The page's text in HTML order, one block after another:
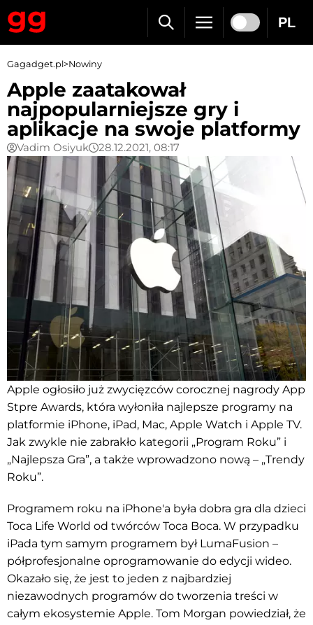
PL
Gagadget.pl>Nowiny
Apple zaatakował
najpopularniejsze gry i
aplikacje na swoje platformy
Vadim Osiyuk 28.12.2021, 08:17
Apple ogłosiło już zwycięzców corocznej nagrody App
Stpre Awards, która wyłoniła najlepsze programy na
platformie iPhone, iPad, Mac, Apple Watch i Apple TV.
Jak zwykle nie zabrakło kategorii „Program Roku” i
„Najlepsza Gra”, a także wprowadzono nową – „Trendy
Roku”.
Programem roku na iPhone'a była dobra gra dla dzieci
Toca Life World od twórców Toca Boca. W przypadku
iPada tym samym programem był LumaFusion –
półprofesjonalne oprogramowanie do edycji wideo.
Okazało się, że jest to jeden z najbardziej
niezawodnych programów do tworzenia treści w
całym ekosystemie Apple. Tom Morgan powiedział, że